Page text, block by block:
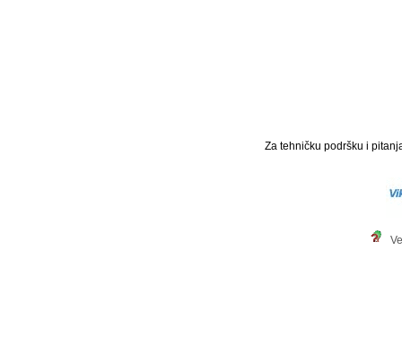
Za tehničku podršku i